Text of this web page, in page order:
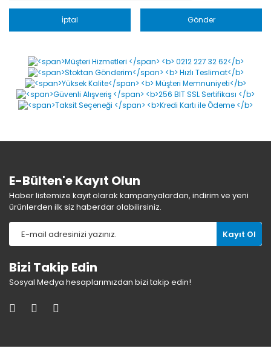
İptal Gönder
E-Bülten'e Kayıt Olun
Haber listemize kayıt olarak kampanyalardan, indirim ve yeni
ürünlerden ilk siz haberdar olabilirsiniz.
Kayıt Ol
Bizi Takip Edin
Sosyal Medya hesaplarımızdan bizi takip edin!